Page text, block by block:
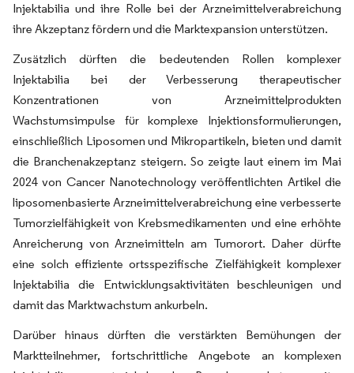
Injektabilia und ihre Rolle bei der Arzneimittelverabreichung
ihre Akzeptanz fördern und die Marktexpansion unterstützen.
Zusätzlich dürften die bedeutenden Rollen komplexer
Injektabilia bei der Verbesserung therapeutischer
Konzentrationen von Arzneimittelprodukten
Wachstumsimpulse für komplexe Injektionsformulierungen,
einschließlich Liposomen und Mikropartikeln, bieten und damit
die Branchenakzeptanz steigern. So zeigte laut einem im Mai
2024 von Cancer Nanotechnology veröffentlichten Artikel die
liposomenbasierte Arzneimittelverabreichung eine verbesserte
Tumorzielfähigkeit von Krebsmedikamenten und eine erhöhte
Anreicherung von Arzneimitteln am Tumorort. Daher dürfte
eine solch effiziente ortsspezifische Zielfähigkeit komplexer
Injektabilia die Entwicklungsaktivitäten beschleunigen und
damit das Marktwachstum ankurbeln.
Darüber hinaus dürften die verstärkten Bemühungen der
Marktteilnehmer, fortschrittliche Angebote an komplexen